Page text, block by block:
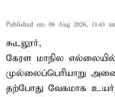
Published on: 09 Aug 2026, 11:43
கூடலூர்,
கேரள மாநில
முல்லைப்பெரியாறு
தற்போது வேகமாக